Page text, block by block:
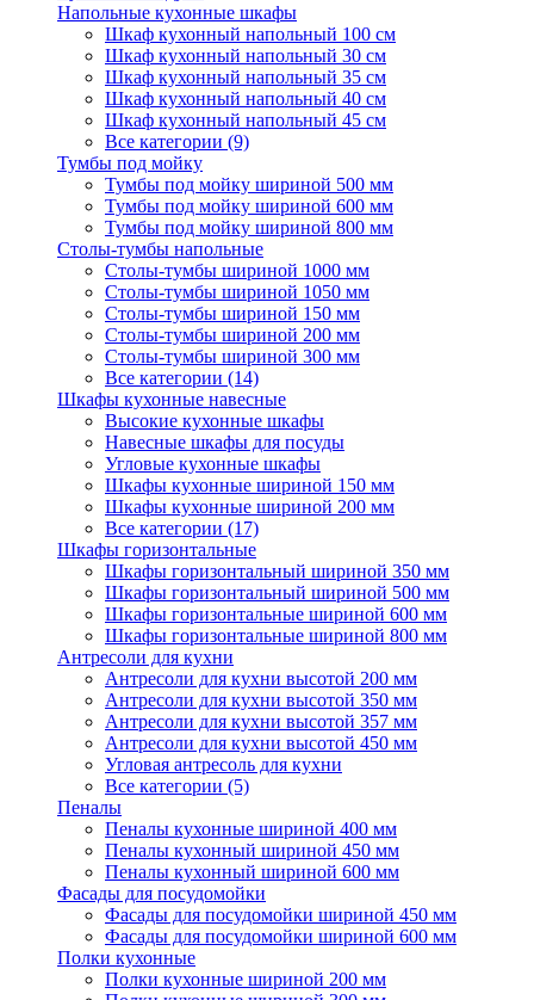
Напольные кухонные шкафы
Шкаф кухонный напольный 100 см
Шкаф кухонный напольный 30 см
Шкаф кухонный напольный 35 см
Шкаф кухонный напольный 40 см
Шкаф кухонный напольный 45 см
Все категории (9)
Тумбы под мойку
Тумбы под мойку шириной 500 мм
Тумбы под мойку шириной 600 мм
Тумбы под мойку шириной 800 мм
Столы-тумбы напольные
Столы-тумбы шириной 1000 мм
Столы-тумбы шириной 1050 мм
Столы-тумбы шириной 150 мм
Столы-тумбы шириной 200 мм
Столы-тумбы шириной 300 мм
Все категории (14)
Шкафы кухонные навесные
Высокие кухонные шкафы
Навесные шкафы для посуды
Угловые кухонные шкафы
Шкафы кухонные шириной 150 мм
Шкафы кухонные шириной 200 мм
Все категории (17)
Шкафы горизонтальные
Шкафы горизонтальный шириной 350 мм
Шкафы горизонтальный шириной 500 мм
Шкафы горизонтальные шириной 600 мм
Шкафы горизонтальные шириной 800 мм
Антресоли для кухни
Антресоли для кухни высотой 200 мм
Антресоли для кухни высотой 350 мм
Антресоли для кухни высотой 357 мм
Антресоли для кухни высотой 450 мм
Угловая антресоль для кухни
Все категории (5)
Пеналы
Пеналы кухонные шириной 400 мм
Пеналы кухонный шириной 450 мм
Пеналы кухонный шириной 600 мм
Фасады для посудомойки
Фасады для посудомойки шириной 450 мм
Фасады для посудомойки шириной 600 мм
Полки кухонные
Полки кухонные шириной 200 мм